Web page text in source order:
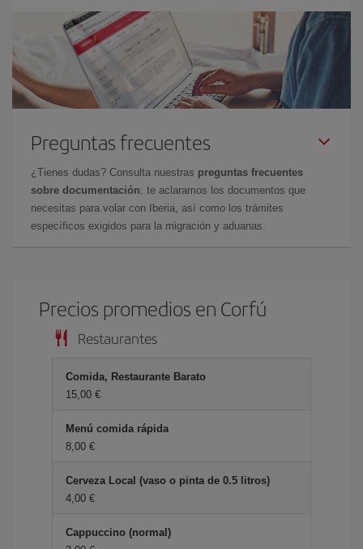
Preguntas frecuentes
¿Tienes dudas? Consulta nuestras preguntas frecuentes
sobre documentación: te aclaramos los documentos que
necesitas para volar con Iberia, así como los trámites
específicos exigidos para la migración y aduanas.
Precios promedios en Corfú
Restaurantes
Comida, Restaurante Barato
15,00 €
Menú comida rápida
8,00 €
Cerveza Local (vaso o pinta de 0.5 litros)
4,00 €
Cappuccino (normal)